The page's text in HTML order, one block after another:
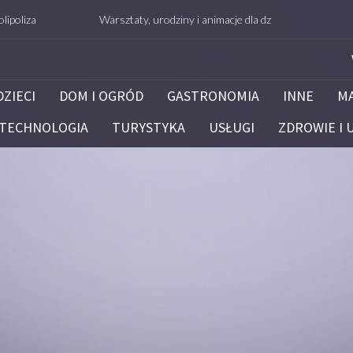
Warsztaty, urodziny i animacje dla dzieci – Białystok –
DOM I OGRÓD GASTRONOMIA INNE
TURYSTYKA USŁUGI ZDROWIE I